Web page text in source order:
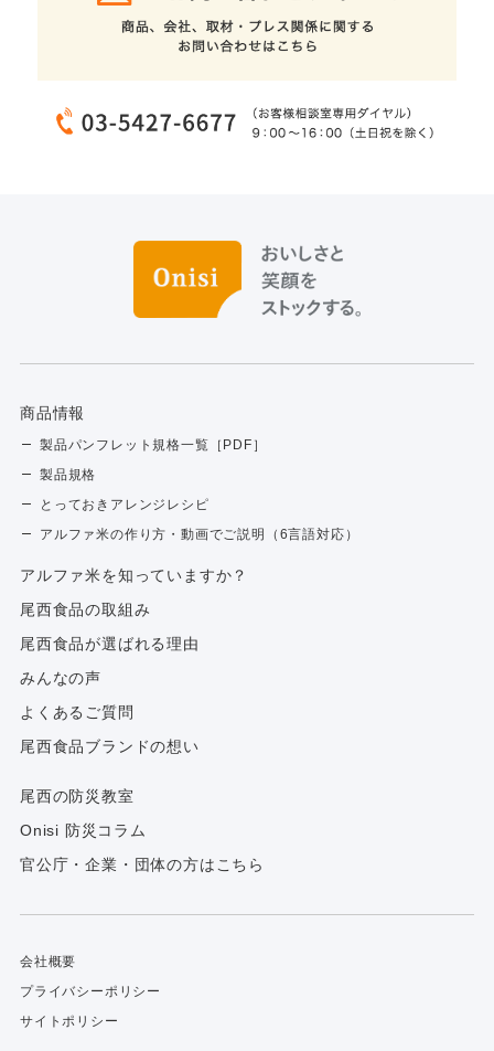
商品情報
製品パンフレット規格一覧［PDF］
製品規格
とっておきアレンジレシピ
アルファ米の作り方・動画でご説明（6言語対応）
アルファ⽶を知っていますか？
尾西食品の取組み
尾西食品が選ばれる理由
みんなの声
よくあるご質問
尾西食品ブランドの想い
尾西の防災教室
Onisi 防災コラム
官公庁・企業・団体の方はこちら
会社概要
プライバシーポリシー
サイトポリシー